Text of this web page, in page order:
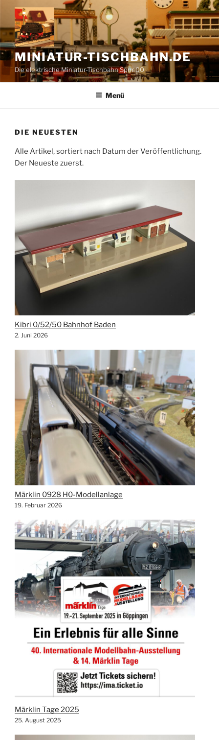
Zum
Inhalt
springen
MINIATUR-TISCHBAHN.DE
Die elektrische Miniatur-Tischbahn Spur 00
Menü
DIE NEUESTEN
Alle Artikel, sortiert nach Datum der Veröffentlichung.
Der Neueste zuerst.
Kibri 0/52/50 Bahnhof Baden
2. Juni 2026
Märklin 0928 H0-Modellanlage
19. Februar 2026
Märklin Tage 2025
25. August 2025